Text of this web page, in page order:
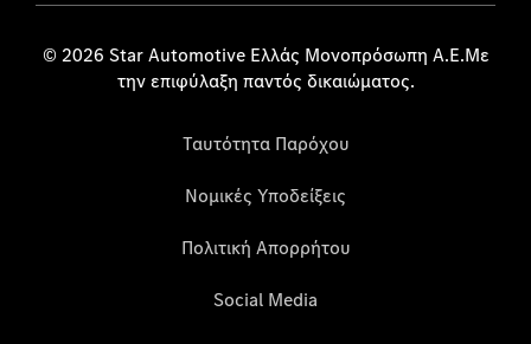
© 2026 Star Automotive Ελλάς Μονοπρόσωπη Α.Ε.Με
την επιφύλαξη παντός δικαιώματος.
Ταυτότητα Παρόχου
Νομικές Υποδείξεις
Πολιτική Απορρήτου
Social Media